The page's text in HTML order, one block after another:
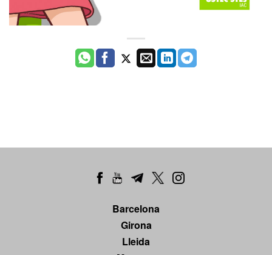
Barcelona
Girona
Lleida